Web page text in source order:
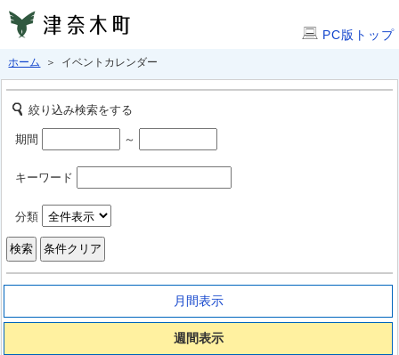
PC版トップ
ホーム ＞ イベントカレンダー
絞り込み検索をする
期間 ～
キーワード
分類
月間表示
週間表示